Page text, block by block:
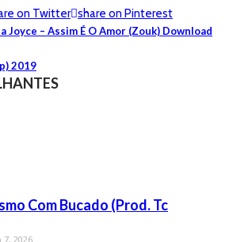
on Twitter share on Pinterest
Joyce – Assim É O Amor (Zouk) Download
2019
Com Bucado (Prod. Tc
7, 2026